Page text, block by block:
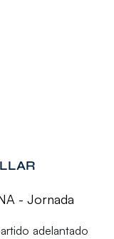
- Jornada
adelantado